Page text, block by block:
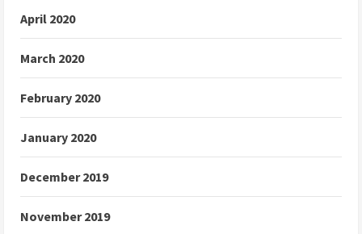
April 2020
March 2020
February 2020
January 2020
December 2019
November 2019